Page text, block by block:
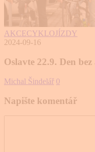
AKCECYKLOJÍZDY
2024-09-16
Oslavte 22.9. Den
Michal Šindelář 0
Napište komentář